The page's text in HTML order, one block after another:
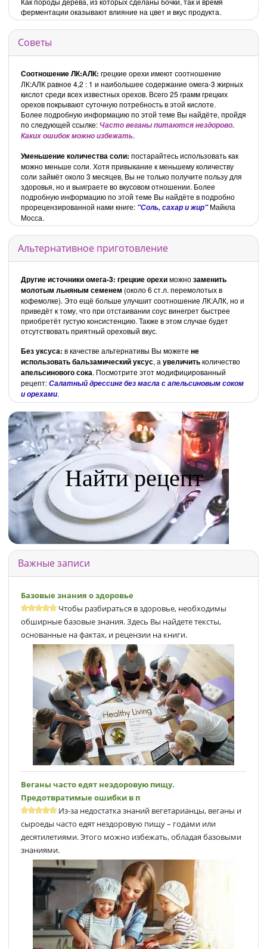
ферментации оказывают влияние на цвет и вкус продукта.
Советы
Соотношение ЛК:АЛК: грецкие орехи имеют соотношение
ЛК:АЛК равное 4,2 : 1 и наибольшее содержание омега-3 жирных
кислот среди всех известных орехов. Всего 25 грамм грецких
орехов покрывают суточную потребность в этой кислоте.
Более подробную информацию по этой теме Вы найдёте, пройдя
по следующей ссылке: Часто веганы питаются нездорово.
Каких ошибок можно избежать.
Уменьшение количества соли: постарайтесь использовать как
можно меньше соли. Хотя привыкание к меньшему количеству
соли займёт около 3 месяцев, Вы не только получите пользу для
здоровья, но и выиграете во вкусовом отношении. Более
подробную информацию по этой теме Вы найдёте в подробно
прорецензированной нами книге: "Соль, сахар и жир" Майкла
Мосса.
Альтернативное приготовление
Другие источники омега-3: грецкие орехиможнозаменить
молотым льняным семенем (около 6 ст.л. перемолотых в
кофемолке). Это ещё больше улучшит соотношение ЛК:АЛК, но и
приведёт к тому, что при отстаивании соус винегрет быстрее
приобретёт густую консистенцию. Также в этом случае будет
отсутствовать приятный ореховый вкус.
Без уксуса: в качестве альтернативы Вы можете не
использовать бальзамический уксус, а увеличитьколичество
апельсинового сока. Посмотрите этот модифицированный
рецепт:Салатный дрессинг без масла с апельсиновым соком
и орехами.
Найти рецепт
Важные записи
Базовые знания о здоровье
Чтобы разбираться в здоровье, необходимы
обширные базовые знания. Здесь Вы найдете тексты,
основанные на фактах, и рецензии на книги.
Веганы часто едят нездоровую пищу.
Предотвратимые ошибки в п
Из-за недостатка знаний вегетарианцы, веганы и
сыроеды часто едят нездоровую пищу – годами или
десятилетиями. Этого можно избежать, обладая базовыми
знаниями.